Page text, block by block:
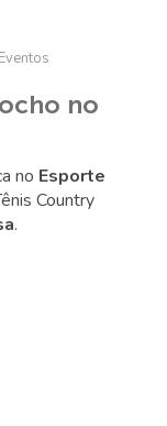
Eventos
no
no Esporte
Country
.